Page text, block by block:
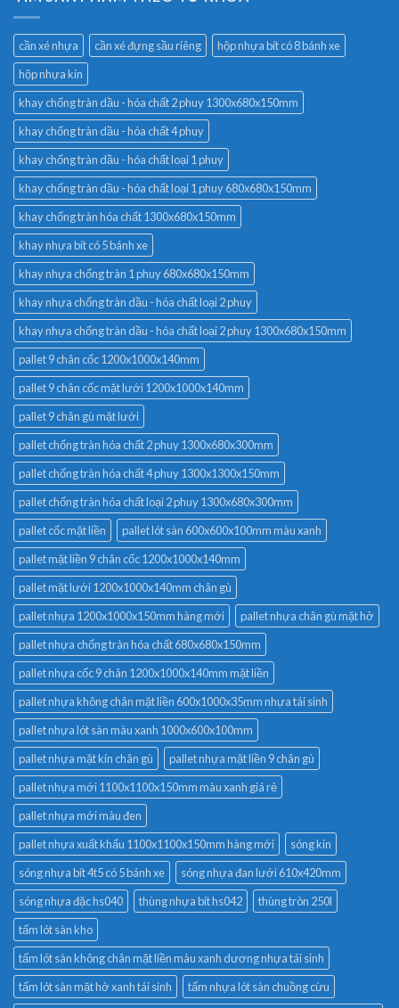
cần xé nhựa cần xé đựng sầu riêng
hộp nhựa bít có 8 bánh xe
hộp nhựa kín
khay chống tràn dầu - hóa chất 2 phuy 1300x680x150mm
khay chống tràn dầu - hóa chất 4 phuy
khay chống tràn dầu - hóa chất loại 1 phuy
khay chống tràn dầu - hóa chất loại 1 phuy 680x680x150mm
khay chống tràn hóa chất 1300x680x150mm
khay nhựa bít có 5 bánh xe
khay nhựa chống tràn 1 phuy 680x680x150mm
khay nhựa chống tràn dầu - hóa chất loại 2 phuy
khay nhựa chống tràn dầu - hóa chất loại 2 phuy 1300x680x150mm
pallet 9 chân cốc 1200x1000x140mm
pallet 9 chân cốc mặt lưới 1200x1000x140mm
pallet 9 chân gù mặt lưới
pallet chống tràn hóa chất 2 phuy 1300x680x300mm
pallet chống tràn hóa chất 4 phuy 1300x1300x150mm
pallet chống tràn hóa chất loại 2 phuy 1300x680x300mm
pallet cốc mặt liền
pallet lót sàn 600x600x100mm màu xanh
pallet mặt liền 9 chân cốc 1200x1000x140mm
pallet mặt lưới 1200x1000x140mm chân gù
pallet nhựa 1200x1000x150mm hàng mới
pallet nhựa chân gù mặt hở
pallet nhựa chống tràn hóa chất 680x680x150mm
pallet nhựa cốc 9 chân 1200x1000x140mm mặt liền
pallet nhựa không chân mặt liền 600x1000x35mm nhựa tái sinh
pallet nhựa lót sàn màu xanh 1000x600x100mm
pallet nhựa mặt kín chân gù
pallet nhựa mặt liền 9 chân gù
pallet nhựa mới 1100x1100x150mm màu xanh giá rẻ
pallet nhựa mới màu đen
pallet nhựa xuất khẩu 1100x1100x150mm hàng mới
sóng kín
sóng nhựa bít 4t5 có 5 bánh xe
sóng nhựa đan lưới 610x420mm
sóng nhựa đặc hs040
thùng nhựa bít hs042
thùng tròn 250l
tấm lót sàn kho
tấm lót sàn không chân mặt liền màu xanh dương nhựa tái sinh
tấm lót sàn mặt hở xanh tái sinh
tấm nhựa lót sàn chuồng cừu